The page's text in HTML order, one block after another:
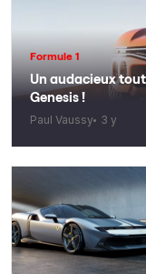
Formule 1
Un audacieux
Genesis !
Paul Vaussy 3 y